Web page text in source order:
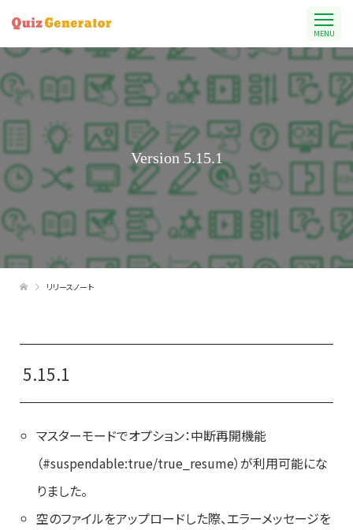
MENU
Version 5.15.1
リリースノート
5.15.1
マスターモードでオプション：中断再開機能
（#suspendable:true/true_resume）が利用可能にな
りました。
空のファイルをアップロードした際、エラーメッセージを